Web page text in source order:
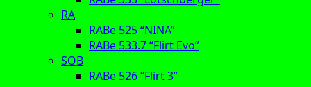
RA
RABe 525 “NINA”
RABe 533.7 “Flirt Evo”
SOB
RABe 526 “Flirt 3”